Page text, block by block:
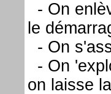
- On
le
- On
- On
on laisse